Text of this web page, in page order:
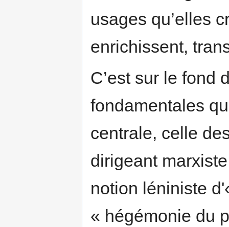
usages qu’elles
enrichissent,
C’est sur le fond
fondamentales
centrale, celle
dirigeant
notion léniniste
« hégémonie du